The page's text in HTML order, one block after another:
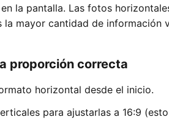
la pantalla. Las fotos
la mayor cantidad de información
proporción correcta
horizontal desde el inicio.
para ajustarlas a 16:9